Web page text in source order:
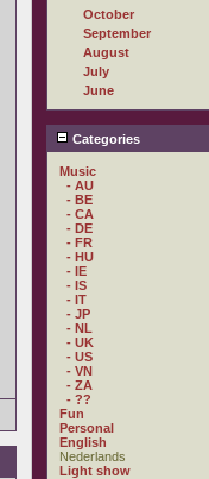
October
September
August
July
June
Categories
Music
- AU
- BE
- CA
- DE
- FR
- HU
- IE
- IS
- IT
- JP
- NL
- UK
- US
- VN
- ZA
- ??
Fun
Personal
English
Nederlands
Light show